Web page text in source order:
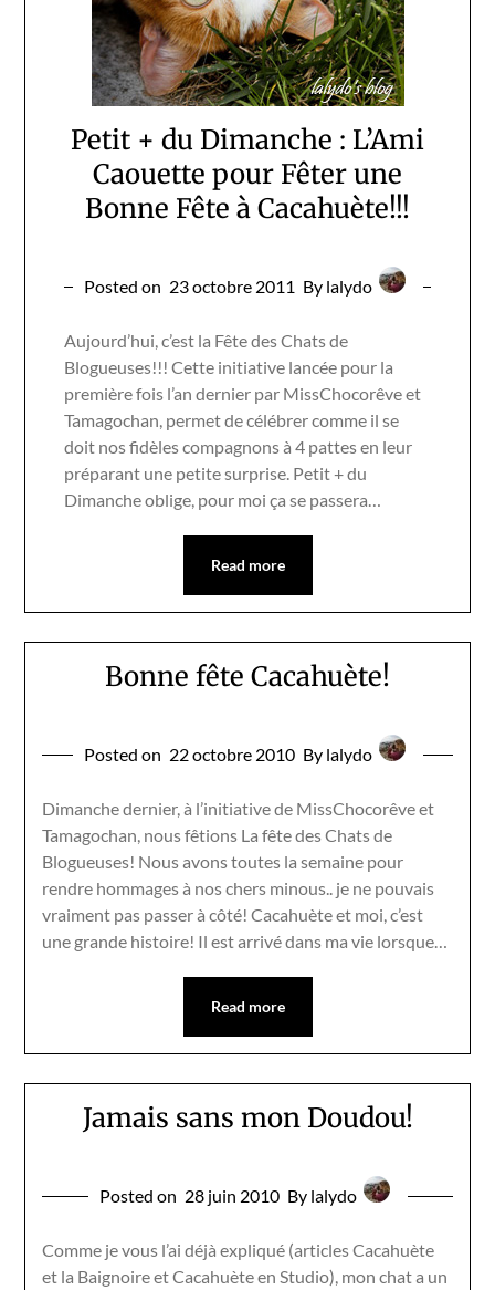
Petit + du Dimanche : L’Ami
Caouette pour Fêter une
Bonne Fête à Cacahuète!!!
Posted on 23 octobre 2011 By lalydo
Aujourd’hui, c’est la Fête des Chats de
Blogueuses!!! Cette initiative lancée pour la
première fois l’an dernier par MissChocorêve et
Tamagochan, permet de célébrer comme il se
doit nos fidèles compagnons à 4 pattes en leur
préparant une petite surprise. Petit + du
Dimanche oblige, pour moi ça se passera…
Read more
Bonne fête Cacahuète!
Posted on 22 octobre 2010 By lalydo
Dimanche dernier, à l’initiative de MissChocorêve et
Tamagochan, nous fêtions La fête des Chats de
Blogueuses! Nous avons toutes la semaine pour
rendre hommages à nos chers minous.. je ne pouvais
vraiment pas passer à côté! Cacahuète et moi, c’est
une grande histoire! Il est arrivé dans ma vie lorsque…
Read more
Jamais sans mon Doudou!
Posted on 28 juin 2010 By lalydo
Comme je vous l’ai déjà expliqué (articles Cacahuète
et la Baignoire et Cacahuète en Studio), mon chat a un